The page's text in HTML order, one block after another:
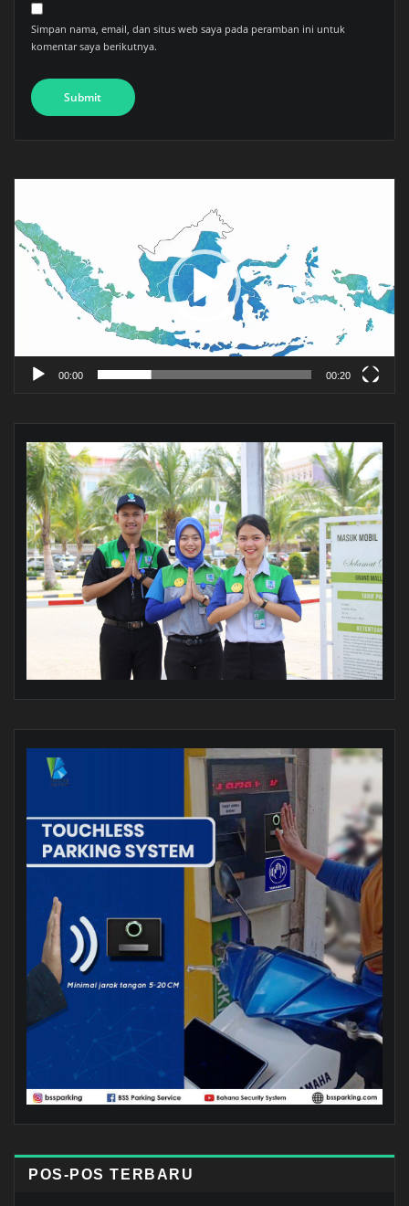
Simpan nama, email, dan situs web saya pada peramban ini untuk
komentar saya berikutnya.
00:00 00:20
POS-POS TERBARU